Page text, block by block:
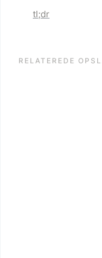
tl;dr
RELATEREDE